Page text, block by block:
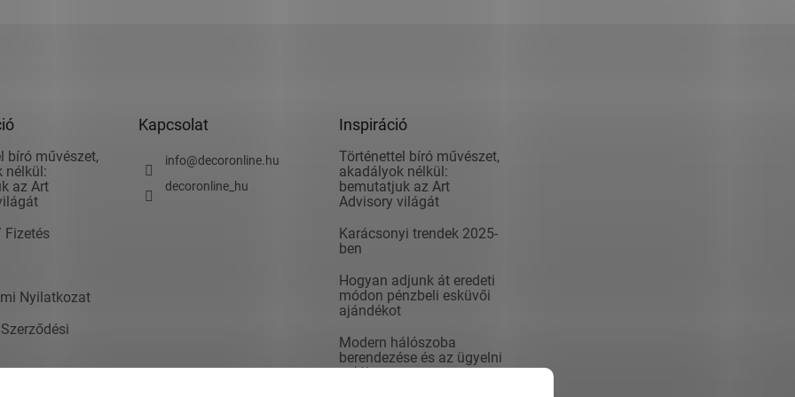
bíró művészet,
nélkül:
az Art
Fizetés
Nyilatkozat
Kapcsolat
info@decoronline.hu
decoronline_hu
Inspiráció
Történettel bíró művészet,
akadályok nélkül:
bemutatjuk az Art
Advisory világát
Karácsonyi trendek 2025-
ben
Hogyan adjunk át eredeti
módon pénzbeli esküvői
ajándékot
Modern hálószoba
berendezése és az ügyelni
valók